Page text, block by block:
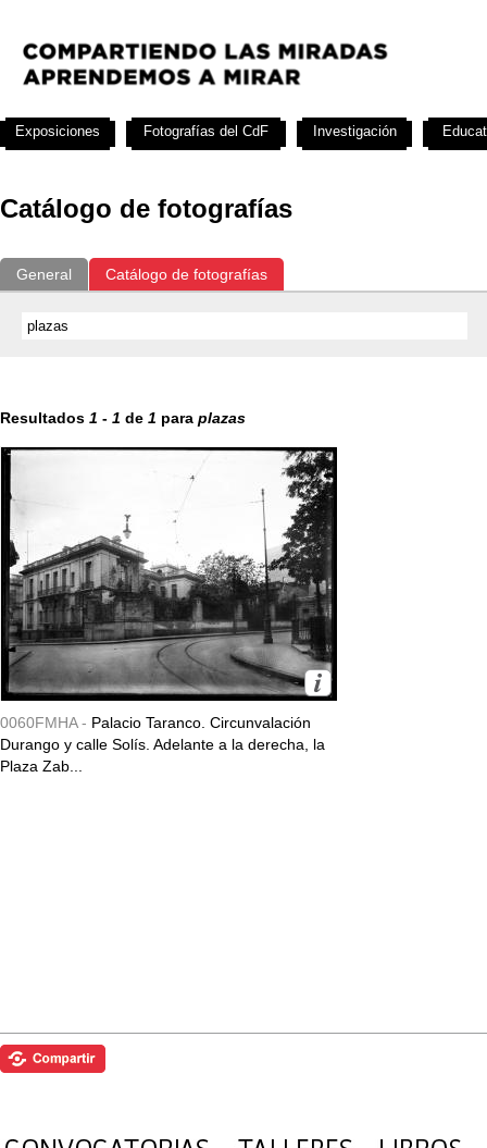
Catálogo de fotografías
General Catálogo de fotografías
Resultados 1 - 1 de 1 para plazas
0060FMHA - Palacio Taranco. Circunvalación
Durango y calle Solís. Adelante a la derecha, la
Plaza Zab...
Exposiciones Fotografías del CdF Investigación